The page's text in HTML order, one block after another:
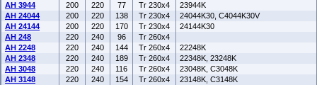
AH 3944
200 220 77 Tr 230x4
23944K
AH 24044
200 220 138 Tr 230x4
24044K30, C4044K30V
AH 24144
200 220 170 Tr 230x4
24144K30
AH 248
220 240 96
Tr 260x4
AH 2248
220 240 144 Tr 260x4
22248K
AH 2348
220 240 189 Tr 260x4
22348K, 23248K
AH 3048
220 240 116 Tr 260x4
23048K, C3048K
AH 3148
220 240 154 Tr 260x4
23148K, C3148K